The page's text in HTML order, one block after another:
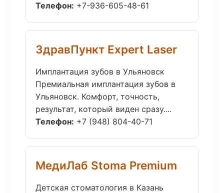
Телефон: +7-936-605-48-61
ЗдравПункт Expert Laser
Имплантация зубов в Ульяновск
Премиальная имплантация зубов в
Ульяновск. Комфорт, точность,
результат, который виден сразу....
Телефон: +7 (948) 804-40-71
МедиЛаб Stoma Premium
Детская стоматология в Казань